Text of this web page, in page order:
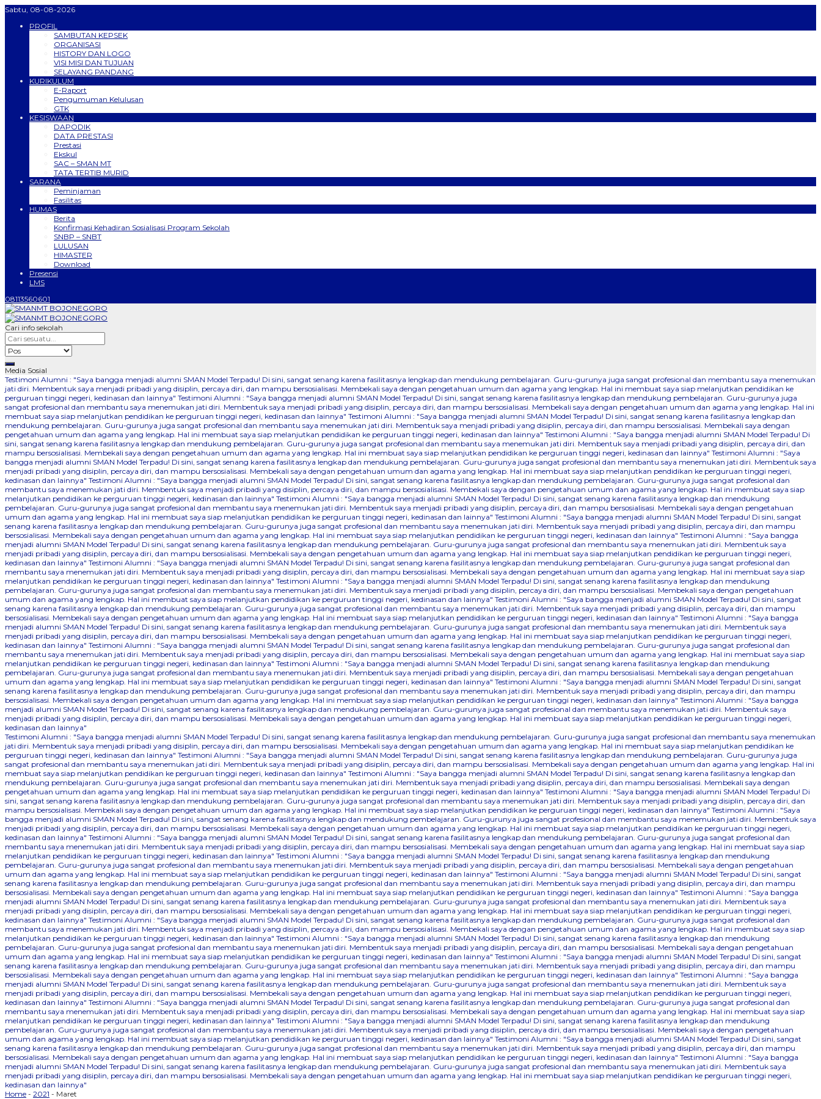
Sabtu, 08-08-2026
PROFIL
SAMBUTAN KEPSEK
ORGANISASI
HISTORY DAN LOGO
VISI MISI DAN TUJUAN
SELAYANG PANDANG
KURIKULUM
E-Raport
Pengumuman Kelulusan
GTK
KESISWAAN
DAPODIK
DATA PRESTASI
Prestasi
Ekskul
SAC – SMAN MT
TATA TERTIB MURID
SARANA
Peminjaman
Fasilitas
HUMAS
Berita
Konfirmasi Kehadiran Sosialisasi Program Sekolah
SNBP – SNBT
LULUSAN
HIMASTER
Download
Presensi
LMS
08113560601
Cari info sekolah
Media Sosial
Testimoni Alumni : "Saya bangga menjadi alumni SMAN Model Terpadu! Di sini, sangat senang karena fasilitasnya lengkap dan mendukung pembelajaran. Guru-gurunya juga sangat profesional dan membantu saya menemukan
jati diri. Membentuk saya menjadi pribadi yang disiplin, percaya diri, dan mampu bersosialisasi. Membekali saya dengan pengetahuan umum dan agama yang lengkap. Hal ini membuat saya siap melanjutkan pendidikan ke
perguruan tinggi negeri, kedinasan dan lainnya" Testimoni Alumni : "Saya bangga menjadi alumni SMAN Model Terpadu! Di sini, sangat senang karena fasilitasnya lengkap dan mendukung pembelajaran. Guru-gurunya juga
sangat profesional dan membantu saya menemukan jati diri. Membentuk saya menjadi pribadi yang disiplin, percaya diri, dan mampu bersosialisasi. Membekali saya dengan pengetahuan umum dan agama yang lengkap. Hal ini
membuat saya siap melanjutkan pendidikan ke perguruan tinggi negeri, kedinasan dan lainnya" Testimoni Alumni : "Saya bangga menjadi alumni SMAN Model Terpadu! Di sini, sangat senang karena fasilitasnya lengkap dan
mendukung pembelajaran. Guru-gurunya juga sangat profesional dan membantu saya menemukan jati diri. Membentuk saya menjadi pribadi yang disiplin, percaya diri, dan mampu bersosialisasi. Membekali saya dengan
pengetahuan umum dan agama yang lengkap. Hal ini membuat saya siap melanjutkan pendidikan ke perguruan tinggi negeri, kedinasan dan lainnya" Testimoni Alumni : "Saya bangga menjadi alumni SMAN Model Terpadu! Di
sini, sangat senang karena fasilitasnya lengkap dan mendukung pembelajaran. Guru-gurunya juga sangat profesional dan membantu saya menemukan jati diri. Membentuk saya menjadi pribadi yang disiplin, percaya diri, dan
mampu bersosialisasi. Membekali saya dengan pengetahuan umum dan agama yang lengkap. Hal ini membuat saya siap melanjutkan pendidikan ke perguruan tinggi negeri, kedinasan dan lainnya" Testimoni Alumni : "Saya
bangga menjadi alumni SMAN Model Terpadu! Di sini, sangat senang karena fasilitasnya lengkap dan mendukung pembelajaran. Guru-gurunya juga sangat profesional dan membantu saya menemukan jati diri. Membentuk saya
menjadi pribadi yang disiplin, percaya diri, dan mampu bersosialisasi. Membekali saya dengan pengetahuan umum dan agama yang lengkap. Hal ini membuat saya siap melanjutkan pendidikan ke perguruan tinggi negeri,
kedinasan dan lainnya" Testimoni Alumni : "Saya bangga menjadi alumni SMAN Model Terpadu! Di sini, sangat senang karena fasilitasnya lengkap dan mendukung pembelajaran. Guru-gurunya juga sangat profesional dan
membantu saya menemukan jati diri. Membentuk saya menjadi pribadi yang disiplin, percaya diri, dan mampu bersosialisasi. Membekali saya dengan pengetahuan umum dan agama yang lengkap. Hal ini membuat saya siap
melanjutkan pendidikan ke perguruan tinggi negeri, kedinasan dan lainnya" Testimoni Alumni : "Saya bangga menjadi alumni SMAN Model Terpadu! Di sini, sangat senang karena fasilitasnya lengkap dan mendukung
pembelajaran. Guru-gurunya juga sangat profesional dan membantu saya menemukan jati diri. Membentuk saya menjadi pribadi yang disiplin, percaya diri, dan mampu bersosialisasi. Membekali saya dengan pengetahuan
umum dan agama yang lengkap. Hal ini membuat saya siap melanjutkan pendidikan ke perguruan tinggi negeri, kedinasan dan lainnya" Testimoni Alumni : "Saya bangga menjadi alumni SMAN Model Terpadu! Di sini, sangat
senang karena fasilitasnya lengkap dan mendukung pembelajaran. Guru-gurunya juga sangat profesional dan membantu saya menemukan jati diri. Membentuk saya menjadi pribadi yang disiplin, percaya diri, dan mampu
bersosialisasi. Membekali saya dengan pengetahuan umum dan agama yang lengkap. Hal ini membuat saya siap melanjutkan pendidikan ke perguruan tinggi negeri, kedinasan dan lainnya" Testimoni Alumni : "Saya bangga
menjadi alumni SMAN Model Terpadu! Di sini, sangat senang karena fasilitasnya lengkap dan mendukung pembelajaran. Guru-gurunya juga sangat profesional dan membantu saya menemukan jati diri. Membentuk saya
menjadi pribadi yang disiplin, percaya diri, dan mampu bersosialisasi. Membekali saya dengan pengetahuan umum dan agama yang lengkap. Hal ini membuat saya siap melanjutkan pendidikan ke perguruan tinggi negeri,
kedinasan dan lainnya" Testimoni Alumni : "Saya bangga menjadi alumni SMAN Model Terpadu! Di sini, sangat senang karena fasilitasnya lengkap dan mendukung pembelajaran. Guru-gurunya juga sangat profesional dan
membantu saya menemukan jati diri. Membentuk saya menjadi pribadi yang disiplin, percaya diri, dan mampu bersosialisasi. Membekali saya dengan pengetahuan umum dan agama yang lengkap. Hal ini membuat saya siap
melanjutkan pendidikan ke perguruan tinggi negeri, kedinasan dan lainnya" Testimoni Alumni : "Saya bangga menjadi alumni SMAN Model Terpadu! Di sini, sangat senang karena fasilitasnya lengkap dan mendukung
pembelajaran. Guru-gurunya juga sangat profesional dan membantu saya menemukan jati diri. Membentuk saya menjadi pribadi yang disiplin, percaya diri, dan mampu bersosialisasi. Membekali saya dengan pengetahuan
umum dan agama yang lengkap. Hal ini membuat saya siap melanjutkan pendidikan ke perguruan tinggi negeri, kedinasan dan lainnya" Testimoni Alumni : "Saya bangga menjadi alumni SMAN Model Terpadu! Di sini, sangat
senang karena fasilitasnya lengkap dan mendukung pembelajaran. Guru-gurunya juga sangat profesional dan membantu saya menemukan jati diri. Membentuk saya menjadi pribadi yang disiplin, percaya diri, dan mampu
bersosialisasi. Membekali saya dengan pengetahuan umum dan agama yang lengkap. Hal ini membuat saya siap melanjutkan pendidikan ke perguruan tinggi negeri, kedinasan dan lainnya" Testimoni Alumni : "Saya bangga
menjadi alumni SMAN Model Terpadu! Di sini, sangat senang karena fasilitasnya lengkap dan mendukung pembelajaran. Guru-gurunya juga sangat profesional dan membantu saya menemukan jati diri. Membentuk saya
menjadi pribadi yang disiplin, percaya diri, dan mampu bersosialisasi. Membekali saya dengan pengetahuan umum dan agama yang lengkap. Hal ini membuat saya siap melanjutkan pendidikan ke perguruan tinggi negeri,
kedinasan dan lainnya" Testimoni Alumni : "Saya bangga menjadi alumni SMAN Model Terpadu! Di sini, sangat senang karena fasilitasnya lengkap dan mendukung pembelajaran. Guru-gurunya juga sangat profesional dan
membantu saya menemukan jati diri. Membentuk saya menjadi pribadi yang disiplin, percaya diri, dan mampu bersosialisasi. Membekali saya dengan pengetahuan umum dan agama yang lengkap. Hal ini membuat saya siap
melanjutkan pendidikan ke perguruan tinggi negeri, kedinasan dan lainnya" Testimoni Alumni : "Saya bangga menjadi alumni SMAN Model Terpadu! Di sini, sangat senang karena fasilitasnya lengkap dan mendukung
pembelajaran. Guru-gurunya juga sangat profesional dan membantu saya menemukan jati diri. Membentuk saya menjadi pribadi yang disiplin, percaya diri, dan mampu bersosialisasi. Membekali saya dengan pengetahuan
umum dan agama yang lengkap. Hal ini membuat saya siap melanjutkan pendidikan ke perguruan tinggi negeri, kedinasan dan lainnya" Testimoni Alumni : "Saya bangga menjadi alumni SMAN Model Terpadu! Di sini, sangat
senang karena fasilitasnya lengkap dan mendukung pembelajaran. Guru-gurunya juga sangat profesional dan membantu saya menemukan jati diri. Membentuk saya menjadi pribadi yang disiplin, percaya diri, dan mampu
bersosialisasi. Membekali saya dengan pengetahuan umum dan agama yang lengkap. Hal ini membuat saya siap melanjutkan pendidikan ke perguruan tinggi negeri, kedinasan dan lainnya" Testimoni Alumni : "Saya bangga
menjadi alumni SMAN Model Terpadu! Di sini, sangat senang karena fasilitasnya lengkap dan mendukung pembelajaran. Guru-gurunya juga sangat profesional dan membantu saya menemukan jati diri. Membentuk saya
menjadi pribadi yang disiplin, percaya diri, dan mampu bersosialisasi. Membekali saya dengan pengetahuan umum dan agama yang lengkap. Hal ini membuat saya siap melanjutkan pendidikan ke perguruan tinggi negeri,
kedinasan dan lainnya"
Testimoni Alumni : "Saya bangga menjadi alumni SMAN Model Terpadu! Di sini, sangat senang karena fasilitasnya lengkap dan mendukung pembelajaran. Guru-gurunya juga sangat profesional dan membantu saya menemukan
jati diri. Membentuk saya menjadi pribadi yang disiplin, percaya diri, dan mampu bersosialisasi. Membekali saya dengan pengetahuan umum dan agama yang lengkap. Hal ini membuat saya siap melanjutkan pendidikan ke
perguruan tinggi negeri, kedinasan dan lainnya" Testimoni Alumni : "Saya bangga menjadi alumni SMAN Model Terpadu! Di sini, sangat senang karena fasilitasnya lengkap dan mendukung pembelajaran. Guru-gurunya juga
sangat profesional dan membantu saya menemukan jati diri. Membentuk saya menjadi pribadi yang disiplin, percaya diri, dan mampu bersosialisasi. Membekali saya dengan pengetahuan umum dan agama yang lengkap. Hal ini
membuat saya siap melanjutkan pendidikan ke perguruan tinggi negeri, kedinasan dan lainnya" Testimoni Alumni : "Saya bangga menjadi alumni SMAN Model Terpadu! Di sini, sangat senang karena fasilitasnya lengkap dan
mendukung pembelajaran. Guru-gurunya juga sangat profesional dan membantu saya menemukan jati diri. Membentuk saya menjadi pribadi yang disiplin, percaya diri, dan mampu bersosialisasi. Membekali saya dengan
pengetahuan umum dan agama yang lengkap. Hal ini membuat saya siap melanjutkan pendidikan ke perguruan tinggi negeri, kedinasan dan lainnya" Testimoni Alumni : "Saya bangga menjadi alumni SMAN Model Terpadu! Di
sini, sangat senang karena fasilitasnya lengkap dan mendukung pembelajaran. Guru-gurunya juga sangat profesional dan membantu saya menemukan jati diri. Membentuk saya menjadi pribadi yang disiplin, percaya diri, dan
mampu bersosialisasi. Membekali saya dengan pengetahuan umum dan agama yang lengkap. Hal ini membuat saya siap melanjutkan pendidikan ke perguruan tinggi negeri, kedinasan dan lainnya" Testimoni Alumni : "Saya
bangga menjadi alumni SMAN Model Terpadu! Di sini, sangat senang karena fasilitasnya lengkap dan mendukung pembelajaran. Guru-gurunya juga sangat profesional dan membantu saya menemukan jati diri. Membentuk saya
menjadi pribadi yang disiplin, percaya diri, dan mampu bersosialisasi. Membekali saya dengan pengetahuan umum dan agama yang lengkap. Hal ini membuat saya siap melanjutkan pendidikan ke perguruan tinggi negeri,
kedinasan dan lainnya" Testimoni Alumni : "Saya bangga menjadi alumni SMAN Model Terpadu! Di sini, sangat senang karena fasilitasnya lengkap dan mendukung pembelajaran. Guru-gurunya juga sangat profesional dan
membantu saya menemukan jati diri. Membentuk saya menjadi pribadi yang disiplin, percaya diri, dan mampu bersosialisasi. Membekali saya dengan pengetahuan umum dan agama yang lengkap. Hal ini membuat saya siap
melanjutkan pendidikan ke perguruan tinggi negeri, kedinasan dan lainnya" Testimoni Alumni : "Saya bangga menjadi alumni SMAN Model Terpadu! Di sini, sangat senang karena fasilitasnya lengkap dan mendukung
pembelajaran. Guru-gurunya juga sangat profesional dan membantu saya menemukan jati diri. Membentuk saya menjadi pribadi yang disiplin, percaya diri, dan mampu bersosialisasi. Membekali saya dengan pengetahuan
umum dan agama yang lengkap. Hal ini membuat saya siap melanjutkan pendidikan ke perguruan tinggi negeri, kedinasan dan lainnya" Testimoni Alumni : "Saya bangga menjadi alumni SMAN Model Terpadu! Di sini, sangat
senang karena fasilitasnya lengkap dan mendukung pembelajaran. Guru-gurunya juga sangat profesional dan membantu saya menemukan jati diri. Membentuk saya menjadi pribadi yang disiplin, percaya diri, dan mampu
bersosialisasi. Membekali saya dengan pengetahuan umum dan agama yang lengkap. Hal ini membuat saya siap melanjutkan pendidikan ke perguruan tinggi negeri, kedinasan dan lainnya" Testimoni Alumni : "Saya bangga
menjadi alumni SMAN Model Terpadu! Di sini, sangat senang karena fasilitasnya lengkap dan mendukung pembelajaran. Guru-gurunya juga sangat profesional dan membantu saya menemukan jati diri. Membentuk saya
menjadi pribadi yang disiplin, percaya diri, dan mampu bersosialisasi. Membekali saya dengan pengetahuan umum dan agama yang lengkap. Hal ini membuat saya siap melanjutkan pendidikan ke perguruan tinggi negeri,
kedinasan dan lainnya" Testimoni Alumni : "Saya bangga menjadi alumni SMAN Model Terpadu! Di sini, sangat senang karena fasilitasnya lengkap dan mendukung pembelajaran. Guru-gurunya juga sangat profesional dan
membantu saya menemukan jati diri. Membentuk saya menjadi pribadi yang disiplin, percaya diri, dan mampu bersosialisasi. Membekali saya dengan pengetahuan umum dan agama yang lengkap. Hal ini membuat saya siap
melanjutkan pendidikan ke perguruan tinggi negeri, kedinasan dan lainnya" Testimoni Alumni : "Saya bangga menjadi alumni SMAN Model Terpadu! Di sini, sangat senang karena fasilitasnya lengkap dan mendukung
pembelajaran. Guru-gurunya juga sangat profesional dan membantu saya menemukan jati diri. Membentuk saya menjadi pribadi yang disiplin, percaya diri, dan mampu bersosialisasi. Membekali saya dengan pengetahuan
umum dan agama yang lengkap. Hal ini membuat saya siap melanjutkan pendidikan ke perguruan tinggi negeri, kedinasan dan lainnya" Testimoni Alumni : "Saya bangga menjadi alumni SMAN Model Terpadu! Di sini, sangat
senang karena fasilitasnya lengkap dan mendukung pembelajaran. Guru-gurunya juga sangat profesional dan membantu saya menemukan jati diri. Membentuk saya menjadi pribadi yang disiplin, percaya diri, dan mampu
bersosialisasi. Membekali saya dengan pengetahuan umum dan agama yang lengkap. Hal ini membuat saya siap melanjutkan pendidikan ke perguruan tinggi negeri, kedinasan dan lainnya" Testimoni Alumni : "Saya bangga
menjadi alumni SMAN Model Terpadu! Di sini, sangat senang karena fasilitasnya lengkap dan mendukung pembelajaran. Guru-gurunya juga sangat profesional dan membantu saya menemukan jati diri. Membentuk saya
menjadi pribadi yang disiplin, percaya diri, dan mampu bersosialisasi. Membekali saya dengan pengetahuan umum dan agama yang lengkap. Hal ini membuat saya siap melanjutkan pendidikan ke perguruan tinggi negeri,
kedinasan dan lainnya" Testimoni Alumni : "Saya bangga menjadi alumni SMAN Model Terpadu! Di sini, sangat senang karena fasilitasnya lengkap dan mendukung pembelajaran. Guru-gurunya juga sangat profesional dan
membantu saya menemukan jati diri. Membentuk saya menjadi pribadi yang disiplin, percaya diri, dan mampu bersosialisasi. Membekali saya dengan pengetahuan umum dan agama yang lengkap. Hal ini membuat saya siap
melanjutkan pendidikan ke perguruan tinggi negeri, kedinasan dan lainnya" Testimoni Alumni : "Saya bangga menjadi alumni SMAN Model Terpadu! Di sini, sangat senang karena fasilitasnya lengkap dan mendukung
pembelajaran. Guru-gurunya juga sangat profesional dan membantu saya menemukan jati diri. Membentuk saya menjadi pribadi yang disiplin, percaya diri, dan mampu bersosialisasi. Membekali saya dengan pengetahuan
umum dan agama yang lengkap. Hal ini membuat saya siap melanjutkan pendidikan ke perguruan tinggi negeri, kedinasan dan lainnya" Testimoni Alumni : "Saya bangga menjadi alumni SMAN Model Terpadu! Di sini, sangat
senang karena fasilitasnya lengkap dan mendukung pembelajaran. Guru-gurunya juga sangat profesional dan membantu saya menemukan jati diri. Membentuk saya menjadi pribadi yang disiplin, percaya diri, dan mampu
bersosialisasi. Membekali saya dengan pengetahuan umum dan agama yang lengkap. Hal ini membuat saya siap melanjutkan pendidikan ke perguruan tinggi negeri, kedinasan dan lainnya" Testimoni Alumni : "Saya bangga
menjadi alumni SMAN Model Terpadu! Di sini, sangat senang karena fasilitasnya lengkap dan mendukung pembelajaran. Guru-gurunya juga sangat profesional dan membantu saya menemukan jati diri. Membentuk saya
menjadi pribadi yang disiplin, percaya diri, dan mampu bersosialisasi. Membekali saya dengan pengetahuan umum dan agama yang lengkap. Hal ini membuat saya siap melanjutkan pendidikan ke perguruan tinggi negeri,
kedinasan dan lainnya"
Home - 2021 - Maret